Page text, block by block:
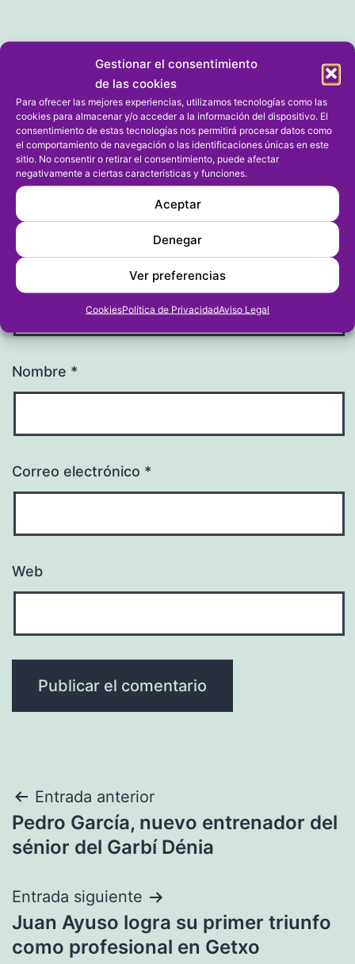
Gestionar el consentimiento
de las cookies
Para ofrecer las mejores experiencias, utilizamos tecnologías como las
cookies para almacenar y/o acceder a la información del dispositivo. El
consentimiento de estas tecnologías nos permitirá procesar datos como
el comportamiento de navegación o las identificaciones únicas en este
sitio. No consentir o retirar el consentimiento, puede afectar
negativamente a ciertas características y funciones.
Aceptar
Denegar
Ver preferencias
CookiesPolítica de PrivacidadAviso Legal
Dejar un comentario
Tu dirección de correo electrónico no será publicada.
Los campos obligatorios están marcados con*
Comentario*
Nombre *
Correo electrónico *
Web
Navegación
de
Entrada anterior
Pedro García, nuevo entrenador del
sénior del Garbí Dénia
Entrada siguiente
Juan Ayuso logra su primer triunfo
como profesional en Getxo